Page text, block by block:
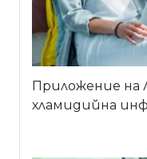
Приложение на
хламидийна